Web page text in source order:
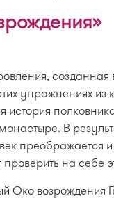
созданная
упражнениях из
история
В
преображается
на себе
Око возрождения